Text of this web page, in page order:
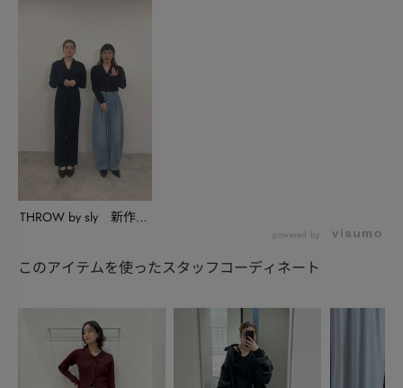
THROW by sly 新作ア
powered by
このアイテムを使ったスタッフコーディネート